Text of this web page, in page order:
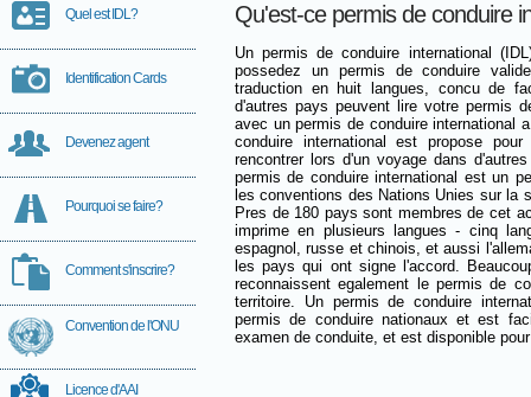
Quel est IDL?
Identification Cards
Devenez agent
Pourquoi se faire?
Comment s'inscrire?
Convention de l'ONU
Licence d'AAI
Qu'est-ce permis de conduire
Un permis de conduire international
possedez un permis de conduire
traduction en huit langues, concu de
d'autres pays peuvent lire votre permis
avec un permis de conduire international
conduire international est propose
rencontrer lors d'un voyage dans
permis de conduire international est un
les conventions des Nations Unies sur la
Pres de 180 pays sont membres de cet
imprime en plusieurs langues - cinq
espagnol, russe et chinois, et aussi
les pays qui ont signe l'accord.
reconnaissent egalement le permis de
territoire. Un permis de conduire
permis de conduire nationaux et est
examen de conduite, et est disponible